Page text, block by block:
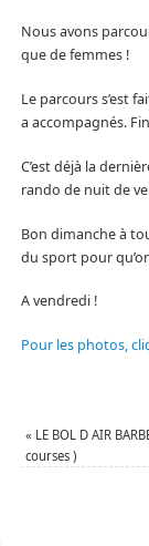
Nous avons
que de femmes !
Le parcours s’est
a accompagnés.
C’est déjà la
rando de nuit de
Bon dimanche à
du sport pour
A vendredi !
Pour les photos,
« LE BOL D AIR
courses )